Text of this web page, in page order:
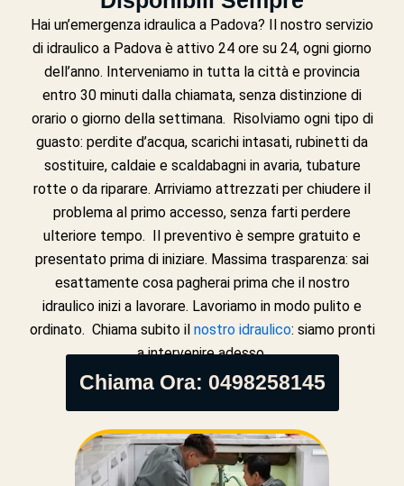
Hai un’emergenza idraulica a Padova? Il nostro servizio
di idraulico a Padova è attivo 24 ore su 24, ogni giorno
dell’anno. Interveniamo in tutta la città e provincia
entro 30 minuti dalla chiamata, senza distinzione di
orario o giorno della settimana. Risolviamo ogni tipo di
guasto: perdite d’acqua, scarichi intasati, rubinetti da
sostituire, caldaie e scaldabagni in avaria, tubature
rotte o da riparare. Arriviamo attrezzati per chiudere il
problema al primo accesso, senza farti perdere
ulteriore tempo. Il preventivo è sempre gratuito e
presentato prima di iniziare. Massima trasparenza: sai
esattamente cosa pagherai prima che il nostro
idraulico inizi a lavorare. Lavoriamo in modo pulito e
ordinato. Chiama subito il nostro idraulico: siamo pronti
a intervenire adesso.
Chiama Ora: 0498258145